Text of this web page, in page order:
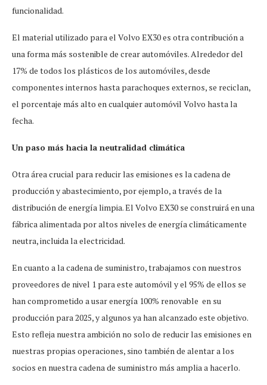
funcionalidad.
El material utilizado para el Volvo EX30 es otra contribución a
una forma más sostenible de crear automóviles. Alrededor del
17% de todos los plásticos de los automóviles, desde
componentes internos hasta parachoques externos, se reciclan,
el porcentaje más alto en cualquier automóvil Volvo hasta la
fecha.
Un paso más hacia la neutralidad climática
Otra área crucial para reducir las emisiones es la cadena de
producción y abastecimiento, por ejemplo, a través de la
distribución de energía limpia. El Volvo EX30 se construirá en una
fábrica alimentada por altos niveles de energía climáticamente
neutra, incluida la electricidad.
En cuanto a la cadena de suministro, trabajamos con nuestros
proveedores de nivel 1 para este automóvil y el 95% de ellos se
han comprometido a usar energía 100% renovable en su
producción para 2025, y algunos ya han alcanzado este objetivo.
Esto refleja nuestra ambición no solo de reducir las emisiones en
nuestras propias operaciones, sino también de alentar a los
socios en nuestra cadena de suministro más amplia a hacerlo.